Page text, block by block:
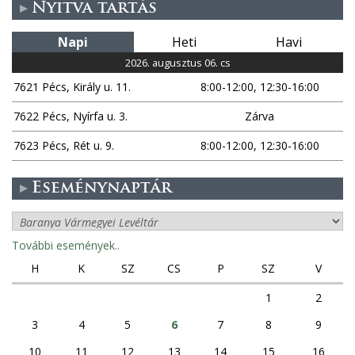
Nyitva tartás
Napi Heti Havi
2026. augusztus 06. cs
7621 Pécs, Király u. 11.
8:00-12:00, 12:30-16:00
7622 Pécs, Nyírfa u. 3.
Zárva
7623 Pécs, Rét u. 9.
8:00-12:00, 12:30-16:00
Eseménynaptár
További események..
H
K SZ CS P SZ
V
1
2
3
4 5 6 7 8
9
10
11 12 13 14 15 16